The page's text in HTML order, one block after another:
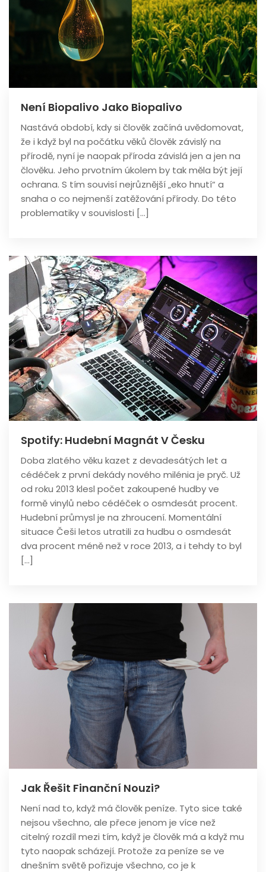
Není Biopalivo Jako Biopalivo
Nastává období, kdy si člověk začíná uvědomovat,
že i když byl na počátku věků člověk závislý na
přírodě, nyní je naopak příroda závislá jen a jen na
člověku. Jeho prvotním úkolem by tak měla být její
ochrana. S tím souvisí nejrůznější „eko hnutí“ a
snaha o co nejmenší zatěžování přírody. Do této
problematiky v souvislosti […]
Spotify: Hudební Magnát V Česku
Doba zlatého věku kazet z devadesátých let a
cédéček z první dekády nového milénia je pryč. Už
od roku 2013 klesl počet zakoupené hudby ve
formě vinylů nebo cédéček o osmdesát procent.
Hudební průmysl je na zhroucení. Momentální
situace Češi letos utratili za hudbu o osmdesát
dva procent méně než v roce 2013, a i tehdy to byl
[…]
Jak Řešit Finanční Nouzi?
Není nad to, když má člověk peníze. Tyto sice také
nejsou všechno, ale přece jenom je více než
citelný rozdíl mezi tím, když je člověk má a když mu
tyto naopak scházejí. Protože za peníze se ve
dnešním světě pořizuje všechno, co je k